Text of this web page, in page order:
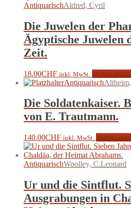
AntiquarischAldred, Cyril
Die Juwelen der
Ägyptische Juwelen
Zeit.
18.00CHF inkl. MwSt.
Antiquarisch
Die Soldatenkaiser.
von E. Trautmann.
140.00CHF inkl. MwSt.
AntiquarischWoolley, C.Leonard
Ur und die Sintflut.
Ausgrabungen in